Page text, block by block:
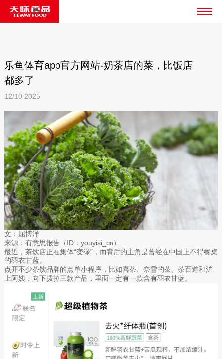
乐鱼体育app官方网站-奶茶店的菜，比饭店
都多了
12/10 2025
文：屈博洋
来源：有意思报告（ID：youyisi_cn）
最近，茶饮店正在集体“变绿”，而背后的主角是曾经在中国上不得餐桌
的羽衣甘蓝。
点开不少茶饮品牌的点单小程序，比如喜茶、奈雪的茶、茶百道和沪
上阿姨，向下拨拉三款产品，里面一定有一款含有羽衣甘蓝。